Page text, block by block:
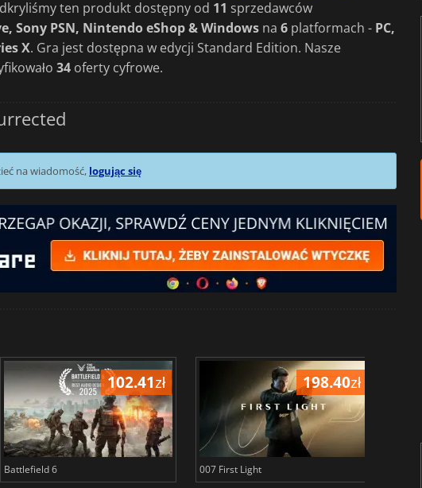
Blizzard wyda
One, PS5, PS4 i Nintendo
z prawdziwym klasykiem. To
Diablo IV .
ten produkt dostępny od 11 sprzedawców
Sony PSN, Nintendo eShop & Windows na 6 platformach - PC,
X. Gra jest dostępna w edycji Standard Edition. Nasze
34 oferty cyfrowe.
na wiadomość, logując się
102.41zł
Battlefield 6
198.40zł
007 First Light